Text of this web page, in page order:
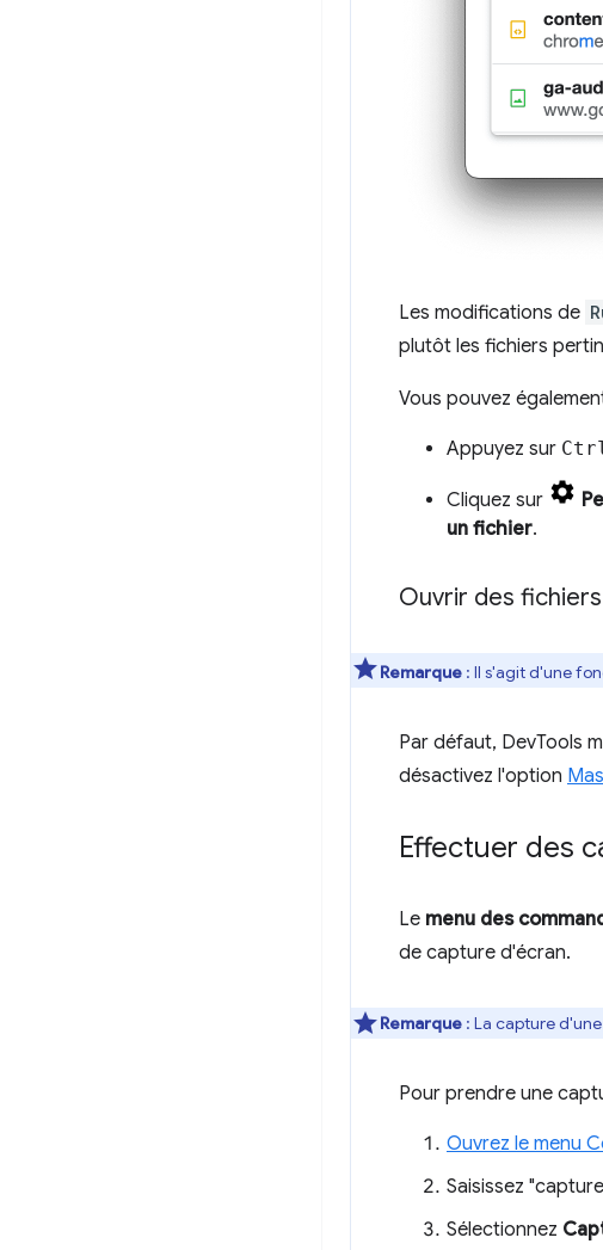
Les modifications de
plutôt les fichiers
Vous pouvez
Appuyez sur
Cliquez sur
un fichier.
Ouvrir des
Remarque : Il s'agit d'une
Par défaut, DevTools
désactivez l'option
Effectuer des
Le menu des
de capture d'écran.
Remarque : La capture
Pour prendre une
Ouvrez le menu
Saisissez
Sélectionnez